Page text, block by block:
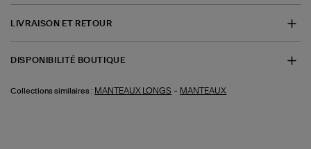
LIVRAISON ET RETOUR
DISPONIBILITÉ BOUTIQUE
Collections similaires : MANTEAUX LONGS - MANTEAUX